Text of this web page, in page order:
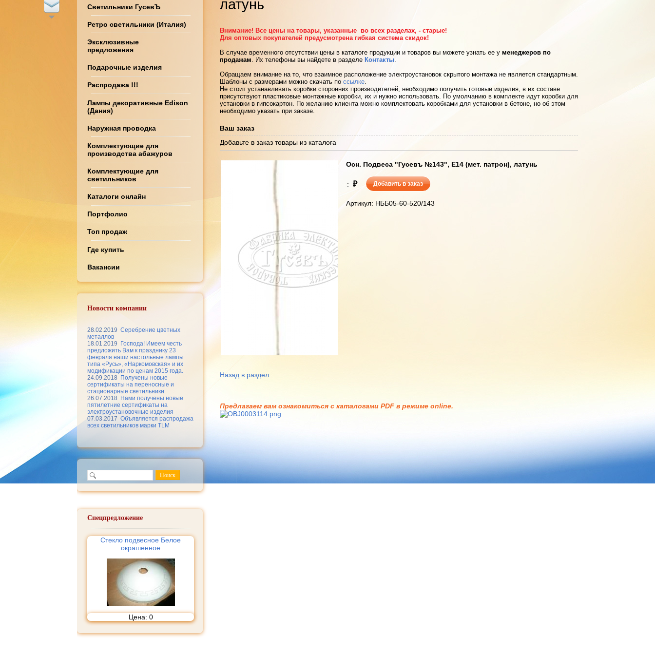
Светильники ГусевЪ
Ретро светильники (Италия)
Эксклюзивные
предложения
Подарочные изделия
Распродажа !!!
Лампы декоративные Edison
(Дания)
Наружная проводка
Комплектующие для
производства абажуров
Комплектующие для
светильников
Каталоги онлайн
Портфолио
Топ продаж
Где купить
Вакансии
Новости компании
28.02.2019 Серебрение цветных
металлов
18.01.2019
Господа! Имеем честь
предложить Вам к празднику 23
февраля наши настольные лампы
типа «Русь», «Наркомовская» и их
модификации по ценам 2015 года.
24.09.2018
Получены новые
сертификаты на переносные и
стационарные светильники
26.07.2018
Нами получены новые
пятилетние сертификаты на
электроустановочные изделия
07.03.2017 Объявляется распродажа
всех светильников марки TLM
Спецпредложение
Стекло подвесное Белое
окрашенное
Цена: 0
латунь
Внимание! Все цены на товары, указанные во всех разделах, - старые!
Для оптовых покупателей предусмотрена гибкая система скидок!
В случае временного отсутствии цены в каталоге продукции и товаров вы можете узнать ее у менеджеров по
продажам . Их телефоны вы найдете в разделе Контакты
Обращаем внимание на то, что взаимное расположение электроустановок скрытого монтажа не является стандартным.
Шаблоны с размерами можно скачать по ссылке
Не стоит устанавливать коробки сторонних производителей, необходимо получить готовые изделия, в их составе
присутствуют пластиковые монтажные коробки, их и нужно использовать. По умолчанию в комплекте идут коробки для
установки в гипсокартон. По желанию клиента можно комплектовать коробками для установки в бетоне, но об этом
необходимо указать при заказе.
Ваш заказ
Добавьте в заказ товары из каталога
Осн. Подвеса "Гусевъ №143", Е14 (мет. патрон), латунь
: ₽ Добавить в заказ
Артикул: НББ05-60-520/143
Назад в раздел
Предлагаем вам ознакомиться с каталогами PDF в режиме online.